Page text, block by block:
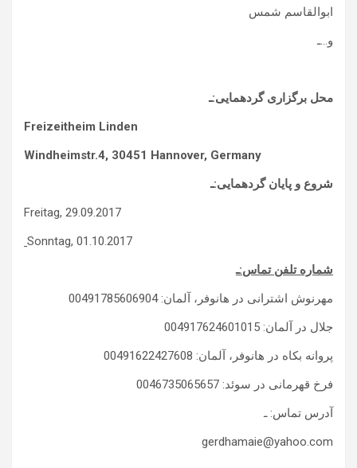
ابوالقاسم شمس
و…ـ
محل برگزاری گردهمایی:ـ
Freizeitheim Linden
Windheimstr.4, 30451 Hannover, Germany
شروع و پایان گردهمایی:ـ
Freitag, 29.09.2017
Sonntag, 01.10.2017
شماره تلفن تماس:ـ
مهرنوش اشترانی در هانوفر، آلمان: 00491785606904
جلال در آلمان: 004917624601015
پروانه بکاه در هانوفر، آلمان: 00491622427608
فرخ قهرمانی در سوئد: 0046735065657
آدرس تماس: ـ
gerdhamaie@yahoo.com